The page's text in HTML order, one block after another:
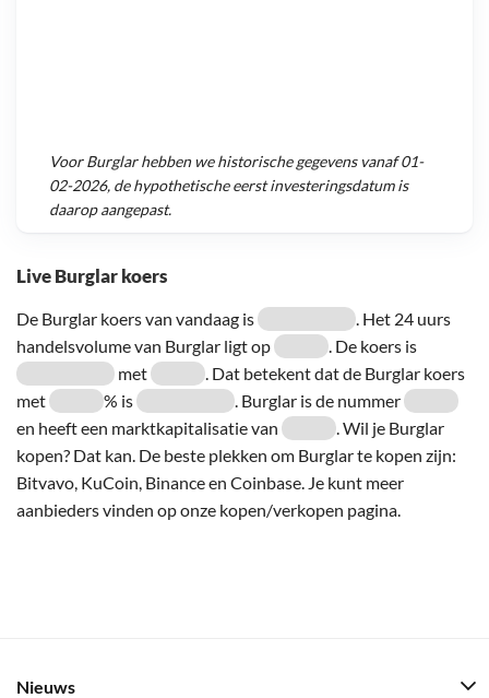
Live Burglar koers
De Burglar koers van vandaag is
. Het 24 uurs
handelsvolume van Burglar ligt op
. De koers is
met
. Dat betekent dat de Burglar koers
met
% is
. Burglar is de nummer
en heeft een marktkapitalisatie van
. Wil je Burglar
kopen? Dat kan. De beste plekken om Burglar te kopen zijn:
Bitvavo, KuCoin, Binance en Coinbase. Je kunt meer
aanbieders vinden op onze kopen/verkopen pagina.
VoorBurglarhebben we historische gegevens vanaf01-
02-2026, de hypothetische eerst investeringsdatum is
daarop aangepast.
Nieuws